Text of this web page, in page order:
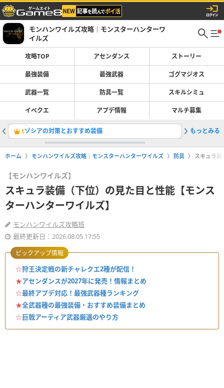
モンハンワイルズ攻略｜モンスターハンターワ
イルズ
攻略TOP アセンダンス ストーリー
最強装備 最強武器 ゴグマジオス
武器一覧 防具一覧 スキルシミュ
イベクエ アプデ情報 マルチ募集
1ゾシアの対策とおすすめ装備 2ゴグマ
もっとみる
ホーム モンハンワイルズ攻略｜モンスターハンターワイルズ 防具 スキュラ
【モンハンワイルズ】
スキュラ装備（下位）の見た目と性能【モンス
ターハンターワイルズ】
モンハンワイルズ攻略班
最終更新日：2026.08.05 17:55
☆狩王決定戦の新チャレクエ2種が配信！
★アセンダンスが2027年に発売！情報まとめ
☆最終アプデ対応！最強武器種ランキング
★全武器種の最強装備・おすすめ装備まとめ
☆巨戟アーティア武器厳選のやり方
ピックアップ情報